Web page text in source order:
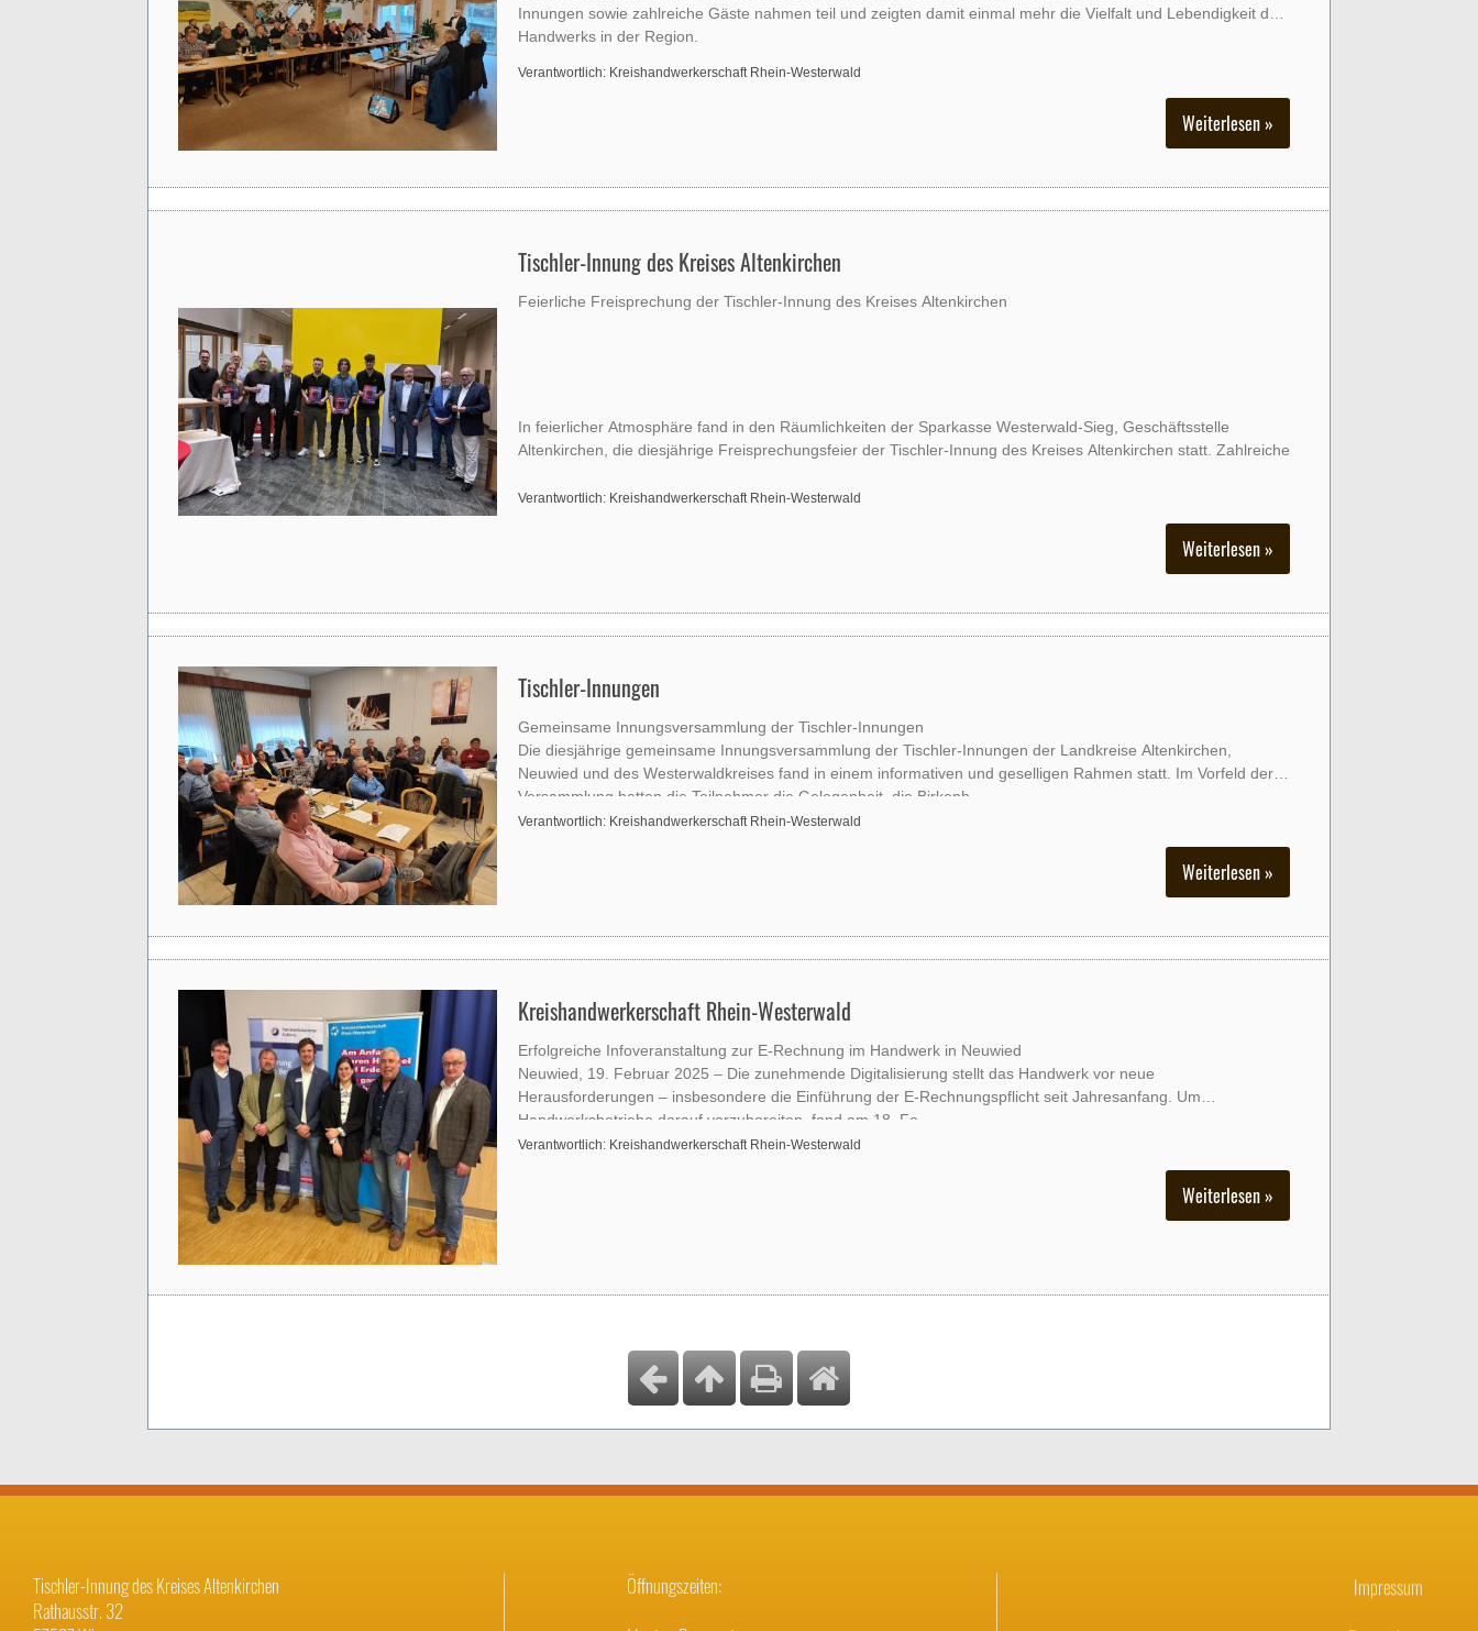
Innungen sowie zahlreiche Gäste nahmen teil und zeigten damit einmal mehr die Vielfalt und Lebendigkeit des
Handwerks in der Region.
Verantwortlich: Kreishandwerkerschaft Rhein-Westerwald
Weiterlesen »
Tischler-Innung des Kreises Altenkirchen
Feierliche Freisprechung der Tischler-Innung des Kreises Altenkirchen
In feierlicher Atmosphäre fand in den Räumlichkeiten der Sparkasse Westerwald-Sieg, Geschäftsstelle
Altenkirchen, die diesjährige Freisprechungsfeier der Tischler-Innung des Kreises Altenkirchen statt. Zahlreiche
Verantwortlich: Kreishandwerkerschaft Rhein-Westerwald
Weiterlesen »
Tischler-Innungen
Gemeinsame Innungsversammlung der Tischler-Innungen
Die diesjährige gemeinsame Innungsversammlung der Tischler-Innungen der Landkreise Altenkirchen,
Neuwied und des Westerwaldkreises fand in einem informativen und geselligen Rahmen statt. Im Vorfeld der
Versammlung hatten die Teilnehmer die Gelegenheit, die Birkenh
Verantwortlich: Kreishandwerkerschaft Rhein-Westerwald
Weiterlesen »
Kreishandwerkerschaft Rhein-Westerwald
Erfolgreiche Infoveranstaltung zur E-Rechnung im Handwerk in Neuwied
Neuwied, 19. Februar 2025 – Die zunehmende Digitalisierung stellt das Handwerk vor neue
Herausforderungen – insbesondere die Einführung der E-Rechnungspflicht seit Jahresanfang. Um
Handwerksbetriebe darauf vorzubereiten, fand am 18. Fe
Verantwortlich: Kreishandwerkerschaft Rhein-Westerwald
Weiterlesen »
Tischler-Innung des Kreises Altenkirchen
Rathausstr. 32
Öffnungszeiten:
Impressum